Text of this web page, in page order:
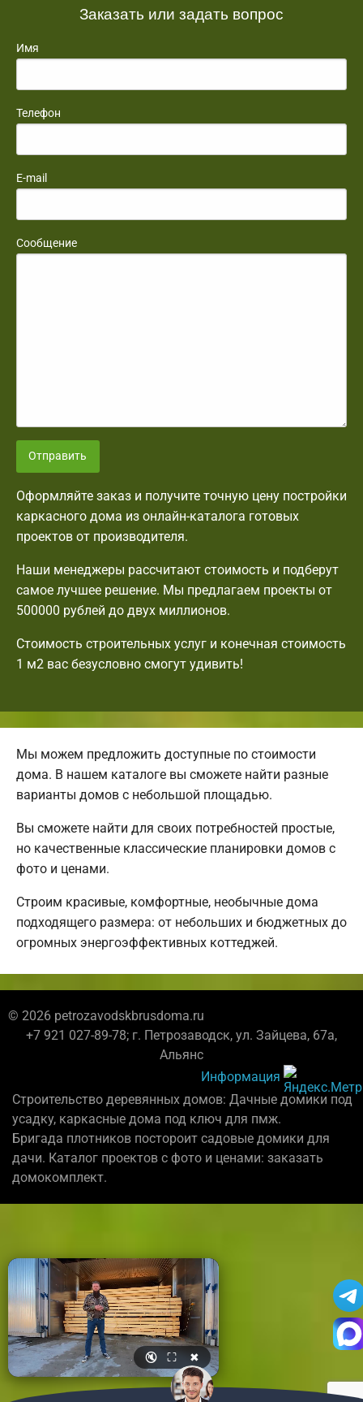
Заказать или задать вопрос
Имя
Телефон
E-mail
Сообщение
Отправить
Оформляйте заказ и получите точную цену постройки
каркасного дома из онлайн-каталога готовых
проектов от производителя.
Наши менеджеры рассчитают стоимость и подберут
самое лучшее решение. Мы предлагаем проекты от
500000 рублей до двух миллионов.
Стоимость строительных услуг и конечная стоимость
1 м2 вас безусловно смогут удивить!
Мы можем предложить доступные по стоимости
дома. В нашем каталоге вы сможете найти разные
варианты домов с небольшой площадью.
Вы сможете найти для своих потребностей простые,
но качественные классические планировки домов с
фото и ценами.
Строим красивые, комфортные, необычные дома
подходящего размера: от небольших и бюджетных до
огромных энергоэффективных коттеджей.
© 2026 petrozavodskbrusdoma.ru
+7 921 027-89-78; г. Петрозаводск, ул. Зайцева, 67а,
Альянс
Информация
Строительство деревянных домов: Дачные домики под
усадку, каркасные дома под ключ для пмж.
Бригада плотников постороит садовые домики для
дачи. Каталог проектов с фото и ценами: заказать
домокомплект.
🔇 ⛶ ✖